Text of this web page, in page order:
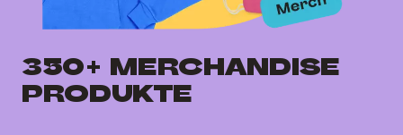
350+ MERCHANDISE
PRODUKTE